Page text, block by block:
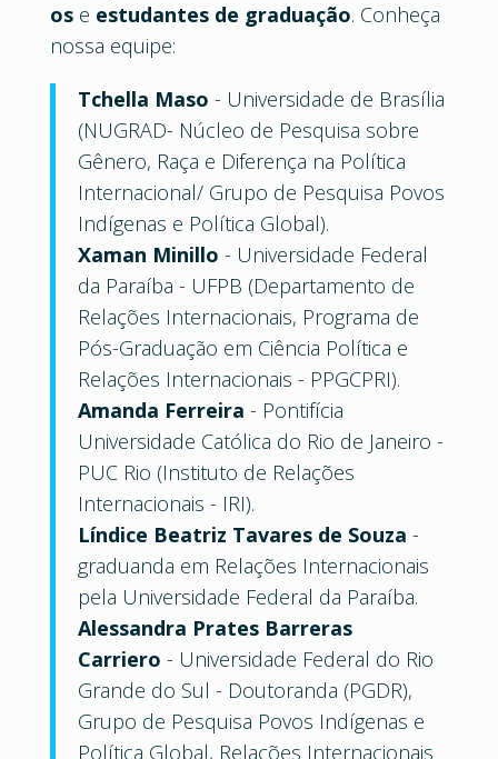
os e estudantes de graduação. Conheça
nossa equipe:
Tchella Maso - Universidade de Brasília
(NUGRAD- Núcleo de Pesquisa sobre
Gênero, Raça e Diferença na Política
Internacional/ Grupo de Pesquisa Povos
Indígenas e Política Global).
Xaman Minillo - Universidade Federal
da Paraíba - UFPB (Departamento de
Relações Internacionais, Programa de
Pós-Graduação em Ciência Política e
Relações Internacionais - PPGCPRI).
Amanda Ferreira - Pontifícia
Universidade Católica do Rio de Janeiro -
PUC Rio (Instituto de Relações
Internacionais - IRI).
Líndice Beatriz Tavares de Souza -
graduanda em Relações Internacionais
pela Universidade Federal da Paraíba.
Alessandra Prates Barreras
Carriero - Universidade Federal do Rio
Grande do Sul - Doutoranda (PGDR),
Grupo de Pesquisa Povos Indígenas e
Política Global, Relações Internacionais